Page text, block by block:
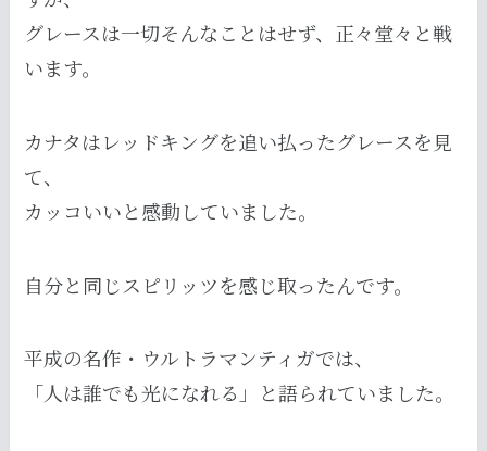
グレースは一切そんなことはせず、正々堂々と戦
います。
カナタはレッドキングを追い払ったグレースを見
て、
カッコいいと感動していました。
自分と同じスピリッツを感じ取ったんです。
平成の名作・ウルトラマンティガでは、
「人は誰でも光になれる」と語られていました。